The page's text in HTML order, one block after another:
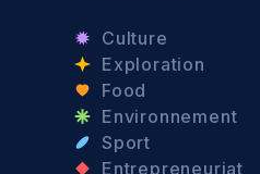
Culture
Exploration
Food
Environnement
Sport
Entrepreneuriat